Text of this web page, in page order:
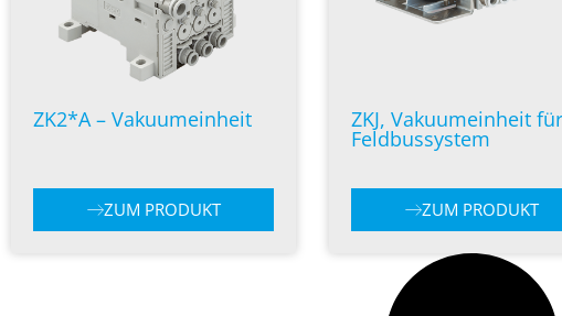
ZK2*A – Vakuumeinheit
ZUM PRODUKT
ZKJ, Vakuumeinheit
Feldbussystem
ZUM PRODUKT